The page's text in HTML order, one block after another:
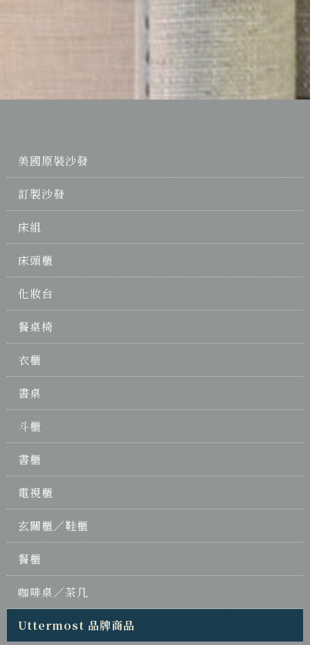
美國原裝沙發
訂製沙發
床組
床頭櫃
化妝台
餐桌椅
衣櫃
書桌
斗櫃
書櫃
電視櫃
玄關櫃／鞋櫃
餐櫃
咖啡桌／茶几
Uttermost 品牌商品